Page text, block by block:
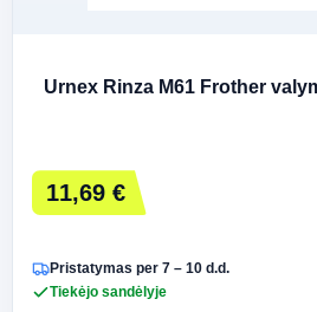
Urnex Rinza M61 Frother
11,69 €
Pristatymas per 7 – 10 d.d.
Tiekėjo sandėlyje